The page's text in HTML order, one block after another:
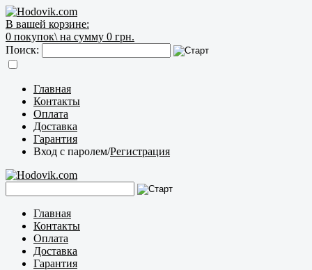
В вашей корзине:
0 покупок\ на сумму 0 грн.
Поиск:
Главная
Контакты
Оплата
Доставка
Гарантия
Вход с паролем/Регистрация
Главная
Контакты
Оплата
Доставка
Гарантия